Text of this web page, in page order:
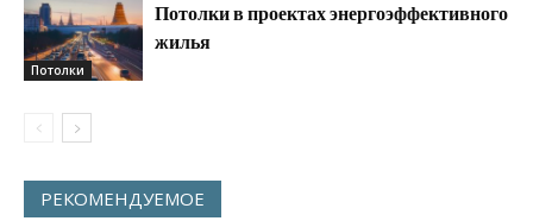
Потолки
Потолки в проектах энергоэффективного
жилья
РЕКОМЕНДУЕМОЕ